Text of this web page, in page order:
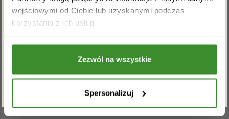
wejściowymi od Ciebie lub uzyskanymi podczas
korzystania z ich usług.
Zezwól na wszystkie
Spersonalizuj
Akceptuję regulamin i wyrażam zgodę na
przetwarzanie powyższych danych osobowych
ZAPISZ SIĘ